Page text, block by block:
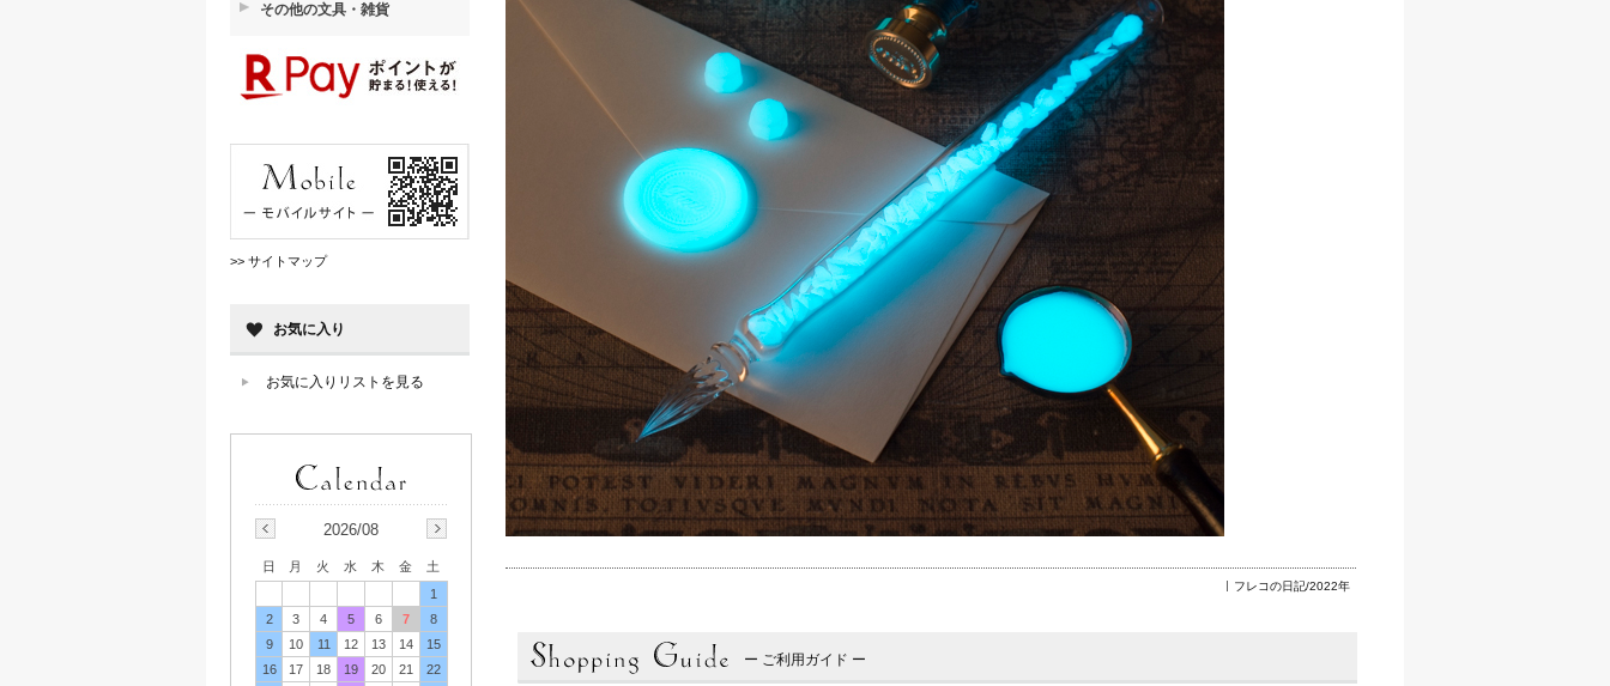
フレコの日記/2022年
ー ご利用ガイド ー
その他の文具・雑貨
>> サイトマップ
お気に入り
お気に入りリストを見る
2026/08
日 月 火 水 木 金
土
1
2
3 4 5 6 7
8
9
10 11 12 13 14
15
16
17 18 19 20 21
22